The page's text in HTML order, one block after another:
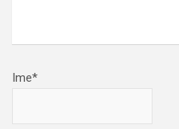
Ime*